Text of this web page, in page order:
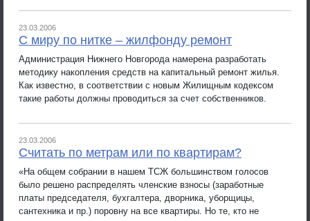
23.03.2006
С миру по нитке – жилфонду ремонт
Администрация Нижнего Новгорода намерена разработать
методику накопления средств на капитальный ремонт жилья.
Как известно, в соответствии с новым Жилищным кодексом
такие работы должны проводиться за счет собственников.
23.03.2006
Считать по метрам или по квартирам?
«На общем собрании в нашем ТСЖ большинством голосов
было решено распределять членские взносы (заработные
платы председателя, бухгалтера, дворника, уборщицы,
сантехника и пр.) поровну на все квартиры. Но те, кто не